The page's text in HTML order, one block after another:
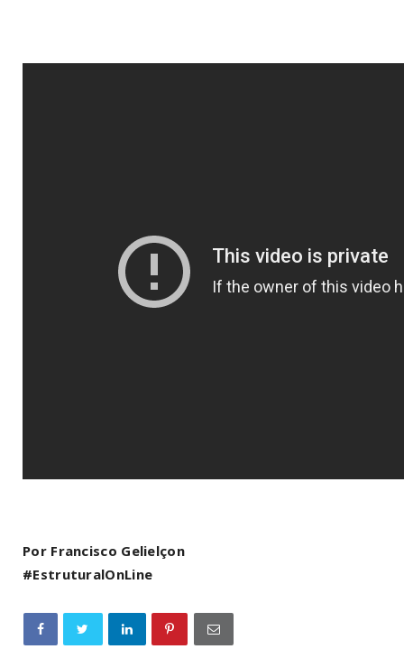
Por Francisco Gelielçon
#EstruturalOnLine